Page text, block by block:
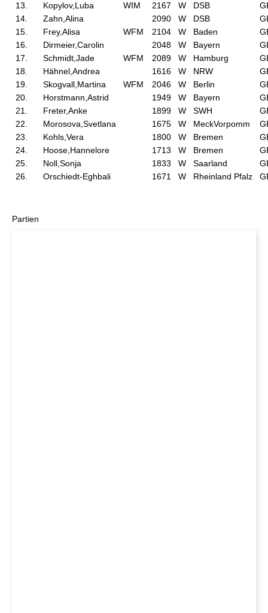
13.
Kopylov,Luba WIM 2167 W DSB
14.
Zahn,Alina 2090 W DSB
15.
Frey,Alisa WFM 2104 W Baden
16.
Dirmeier,Carolin 2048 W Bayern
17.
Schmidt,Jade WFM 2089 W Hamburg
18.
Hähnel,Andrea 1616 W NRW
19.
Skogvall,Martina WFM 2046 W Berlin
20.
Horstmann,Astrid 1949 W Bayern
21.
Freter,Anke 1899 W SWH
22.
Morosova,Svetlana 1675 W MeckVorpomm
23.
Kohls,Vera 1800 W Bremen
24.
Hoose,Hannelore 1713 W Bremen
25.
Noll,Sonja 1833 W Saarland
26.
Orschiedt-Eghbali 1671 W Rheinland Pfalz
Partien